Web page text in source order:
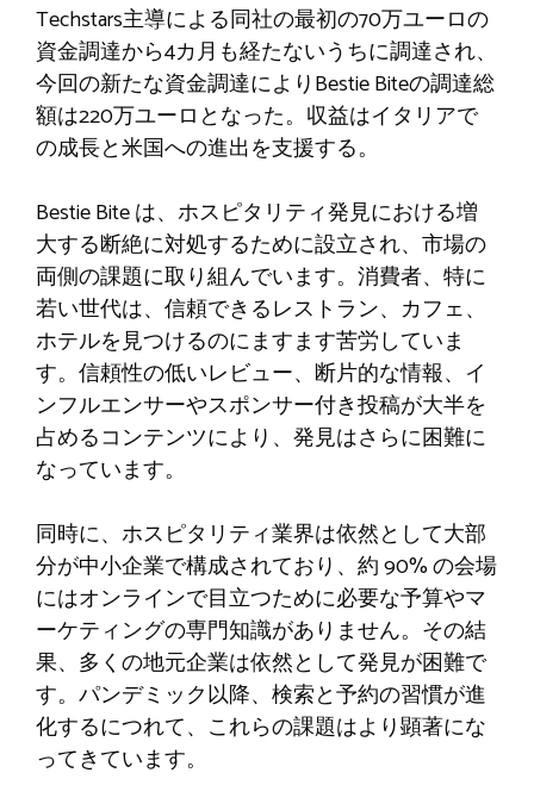
Techstars主導による同社の最初の70万ユーロの
資金調達から4カ月も経たないうちに調達され、
今回の新たな資金調達によりBestie Biteの調達総
額は220万ユーロとなった。収益はイタリアで
の成長と米国への進出を支援する。
Bestie Bite は、ホスピタリティ発見における増
大する断絶に対処するために設立され、市場の
両側の課題に取り組んでいます。消費者、特に
若い世代は、信頼できるレストラン、カフェ、
ホテルを見つけるのにますます苦労していま
す。信頼性の低いレビュー、断片的な情報、イ
ンフルエンサーやスポンサー付き投稿が大半を
占めるコンテンツにより、発見はさらに困難に
なっています。
同時に、ホスピタリティ業界は依然として大部
分が中小企業で構成されており、約 90% の会場
にはオンラインで目立つために必要な予算やマ
ーケティングの専門知識がありません。その結
果、多くの地元企業は依然として発見が困難で
す。パンデミック以降、検索と予約の習慣が進
化するにつれて、これらの課題はより顕著にな
ってきています。